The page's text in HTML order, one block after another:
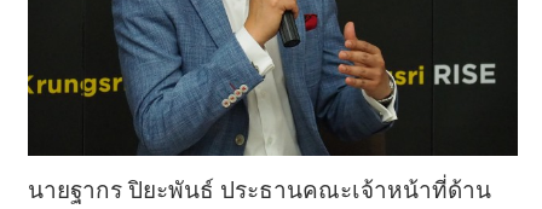
นายฐากร ปิยะพันธ์ ประธานคณะเจ้าหน้าที่ด้าน